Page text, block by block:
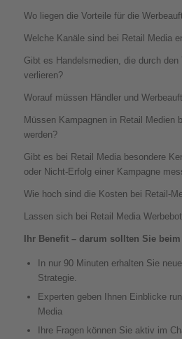
Wo liegen die Vorteile für die
Welche Kanäle sind bei Retail Media
Gibt es Handelsmedien, die durch den
verlieren?
Worauf müssen Händler und
Müssen Kampagnen in Retail Medien
werden?
Gibt es bei Retail Media besondere
oder Nicht-Erfolg einer Kampagne
Wie hoch sind die Kosten bei Retail-
Lassen sich bei Retail Media
Ihr Benefit – darum sollten Sie
In nur 90 Minuten erhalten Sie
Strategie.
Experten geben Ihnen Einblicke
Media
Ihre Fragen können Sie aktiv im